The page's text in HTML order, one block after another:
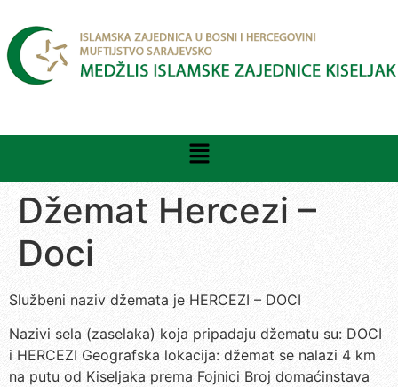
Džemat Hercezi –
Doci
Službeni naziv džemata je HERCEZI – DOCI
Nazivi sela (zaselaka) koja pripadaju džematu su: DOCI
i HERCEZI Geografska lokacija: džemat se nalazi 4 km
na putu od Kiseljaka prema Fojnici Broj domaćinstava